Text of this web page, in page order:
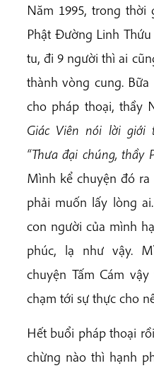
Năm 1995, trong
Phật Đường Linh
tu, đi 9 người thì ai
thành vòng cung.
cho pháp thoại, thầy
Giác Viên nói lời giới
“Thưa đại chúng, thầy
Mình kể chuyện đó
phải muốn lấy lòng
con người của mình
phúc, lạ như vậy.
chuyện Tấm Cám
chạm tới sự thực cho
Hết buổi pháp thoại
chừng nào thì hạnh